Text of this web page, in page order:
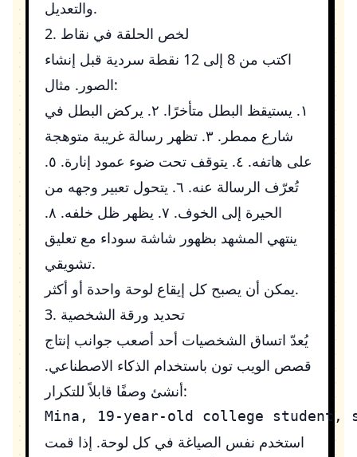
والتعديل.
2. لخص الحلقة في نقاط
اكتب من 8 إلى 12 نقطة سردية قبل إنشاء
الصور. مثال:
١. يستيقظ البطل متأخرًا. ٢. يركض البطل في
شارع ممطر. ٣. تظهر رسالة غريبة متوهجة
على هاتفه. ٤. يتوقف تحت ضوء عمود إنارة. ٥.
تُعرّف الرسالة عنه. ٦. يتحول تعبير وجهه من
الحيرة إلى الخوف. ٧. يظهر ظل خلفه. ٨.
ينتهي المشهد بظهور شاشة سوداء مع تعليق
تشويقي.
يمكن أن يصبح كل إيقاع لوحة واحدة أو أكثر.
3. تحديد ورقة الشخصية
يُعدّ اتساق الشخصيات أحد أصعب جوانب إنتاج
قصص الويب تون باستخدام الذكاء الاصطناعي.
أنشئ وصفًا قابلاً للتكرار:
استخدم نفس الصياغة في كل لوحة. إذا قمت